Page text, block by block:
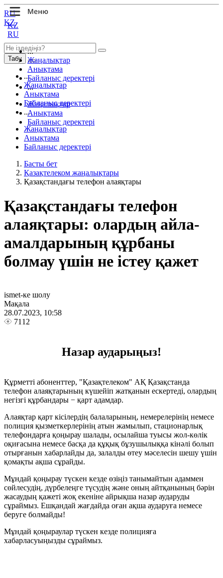
KZ
RU
...
Жаңалықтар
Анықтама
Байланыс деректері
...
Жаңалықтар
Анықтама
Байланыс деректері
RU
KZ
Табу
...
Жаңалықтар
Анықтама
Байланыс деректері
...
Жаңалықтар
Анықтама
Байланыс деректері
Басты бет
Қазақтелеком жаңалықтары
Қазақстандағы телефон алаяқтары
Қазақстандағы телефон
алаяқтары: олардың айла-
амалдарының құрбаны
болмау үшін не істеу қажет
ismet-ке шолу
Мақала
28.07.2023, 10:58
7112
Назар аударыңыз!
Құрметті абоненттер, "Қазақтелеком" АҚ Қазақстанда
телефон алаяқтарының күшейіп жатқанын ескертеді, олардың
негізгі құрбандары − қарт адамдар.
Алаяқтар қарт кісілердің балаларының, немерелерінің немесе
полиция қызметкерлерінің атын жамылып, стационарлық
телефондарға қоңырау шалады, осылайша туысы жол-көлік
оқиғасына немесе басқа да құқық бұзушылыққа кінәлі болып
отырғанын хабарлайды да, залалды өтеу мәселесін шешу үшін
қомақты ақша сұрайды.
Мұндай қоңырау түскен кезде өзіңіз танымайтын адаммен
сөйлесудің, дүрбелеңге түсудің және оның айтқанының бәрін
жасаудың қажеті жоқ екеніне айрықша назар аударуды
сұраймыз. Ешқандай жағдайда оған ақша аударуға немесе
беруге болмайды!
Мұндай қоңыраулар түскен кезде полицияға
хабарласуыңызды сұраймыз.